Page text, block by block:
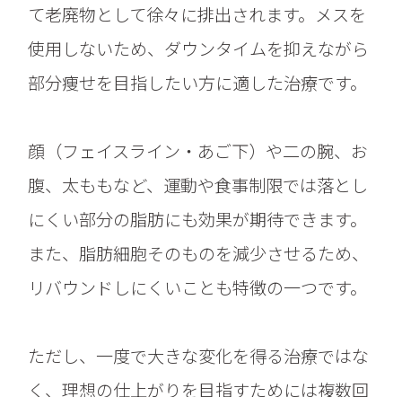
て老廃物として徐々に排出されます。メスを
使用しないため、ダウンタイムを抑えながら
部分痩せを目指したい方に適した治療です。
顔（フェイスライン・あご下）や二の腕、お
腹、太ももなど、運動や食事制限では落とし
にくい部分の脂肪にも効果が期待できます。
また、脂肪細胞そのものを減少させるため、
リバウンドしにくいことも特徴の一つです。
ただし、一度で大きな変化を得る治療ではな
く、理想の仕上がりを目指すためには複数回